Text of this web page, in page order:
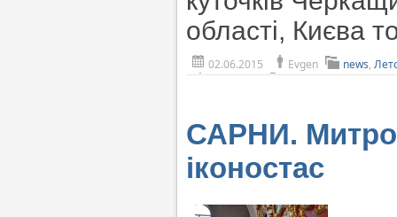
області, Києва
02.06.2015 Evgen news,
САРНИ.